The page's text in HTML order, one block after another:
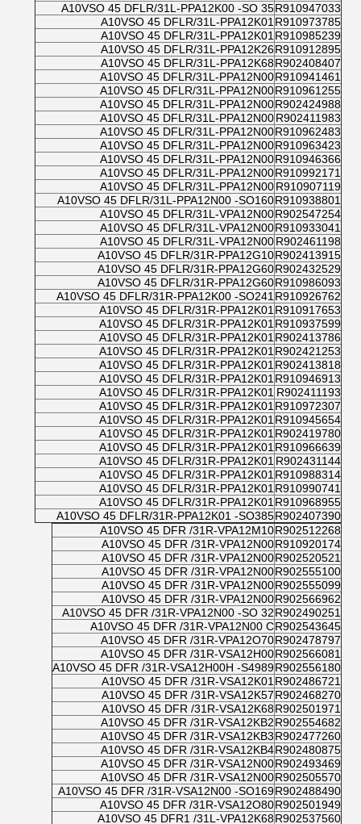
R910947033
A10VSO 45 DFLR/31L-PPA12K00 -SO 35
R910973785
A10VSO 45 DFLR/31L-PPA12K01
R910985239
A10VSO 45 DFLR/31L-PPA12K01
R910912895
A10VSO 45 DFLR/31L-PPA12K26
R902408407
A10VSO 45 DFLR/31L-PPA12K68
R910941461
A10VSO 45 DFLR/31L-PPA12N00
R910961255
A10VSO 45 DFLR/31L-PPA12N00
R902424988
A10VSO 45 DFLR/31L-PPA12N00
R902411983
A10VSO 45 DFLR/31L-PPA12N00
R910962483
A10VSO 45 DFLR/31L-PPA12N00
R910963423
A10VSO 45 DFLR/31L-PPA12N00
R910946366
A10VSO 45 DFLR/31L-PPA12N00
R910992171
A10VSO 45 DFLR/31L-PPA12N00
R910907119
A10VSO 45 DFLR/31L-PPA12N00
R910938801
A10VSO 45 DFLR/31L-PPA12N00 -SO160
R902547254
A10VSO 45 DFLR/31L-VPA12N00
R910933041
A10VSO 45 DFLR/31L-VPA12N00
R902461198
A10VSO 45 DFLR/31L-VPA12N00
R902413915
A10VSO 45 DFLR/31R-PPA12G10
R902432529
A10VSO 45 DFLR/31R-PPA12G60
R910986093
A10VSO 45 DFLR/31R-PPA12G60
R910926762
A10VSO 45 DFLR/31R-PPA12K00 -SO241
R910917653
A10VSO 45 DFLR/31R-PPA12K01
R910937599
A10VSO 45 DFLR/31R-PPA12K01
R902413786
A10VSO 45 DFLR/31R-PPA12K01
R902421253
A10VSO 45 DFLR/31R-PPA12K01
R902413818
A10VSO 45 DFLR/31R-PPA12K01
R910946913
A10VSO 45 DFLR/31R-PPA12K01
R902411193
A10VSO 45 DFLR/31R-PPA12K01
R910972307
A10VSO 45 DFLR/31R-PPA12K01
R910945654
A10VSO 45 DFLR/31R-PPA12K01
R902419780
A10VSO 45 DFLR/31R-PPA12K01
R910966639
A10VSO 45 DFLR/31R-PPA12K01
R902431144
A10VSO 45 DFLR/31R-PPA12K01
R910988314
A10VSO 45 DFLR/31R-PPA12K01
R910990741
A10VSO 45 DFLR/31R-PPA12K01
R910968955
A10VSO 45 DFLR/31R-PPA12K01
R902407390
A10VSO 45 DFLR/31R-PPA12K01 -SO385
R902512268
A10VSO 45 DFR /31R-VPA12M10
R910920174
A10VSO 45 DFR /31R-VPA12N00
R902520521
A10VSO 45 DFR /31R-VPA12N00
R902555100
A10VSO 45 DFR /31R-VPA12N00
R902555099
A10VSO 45 DFR /31R-VPA12N00
R902566962
A10VSO 45 DFR /31R-VPA12N00
R902490251
A10VSO 45 DFR /31R-VPA12N00 -SO 32
R902543645
A10VSO 45 DFR /31R-VPA12N00 C
R902478797
A10VSO 45 DFR /31R-VPA12O70
R902566081
A10VSO 45 DFR /31R-VSA12H00
R902556180
A10VSO 45 DFR /31R-VSA12H00H -S4989
R902486721
A10VSO 45 DFR /31R-VSA12K01
R902468270
A10VSO 45 DFR /31R-VSA12K57
R902501971
A10VSO 45 DFR /31R-VSA12K68
R902554682
A10VSO 45 DFR /31R-VSA12KB2
R902477260
A10VSO 45 DFR /31R-VSA12KB3
R902480875
A10VSO 45 DFR /31R-VSA12KB4
R902493469
A10VSO 45 DFR /31R-VSA12N00
R902505570
A10VSO 45 DFR /31R-VSA12N00
R902488490
A10VSO 45 DFR /31R-VSA12N00 -SO169
R902501949
A10VSO 45 DFR /31R-VSA12O80
R902537560
A10VSO 45 DFR1 /31L-VPA12K68